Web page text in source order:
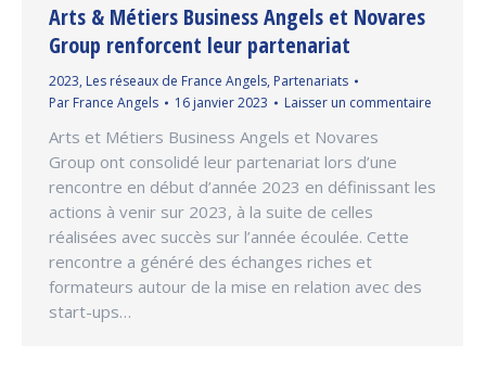
Arts & Métiers Business Angels et Novares
Group renforcent leur partenariat
2023, Les réseaux de France Angels, Partenariats
Par France Angels 16 janvier 2023 Laisser un commentaire
Arts et Métiers Business Angels et Novares
Group ont consolidé leur partenariat lors d’une
rencontre en début d’année 2023 en définissant les
actions à venir sur 2023, à la suite de celles
réalisées avec succès sur l’année écoulée. Cette
rencontre a généré des échanges riches et
formateurs autour de la mise en relation avec des
start-ups…